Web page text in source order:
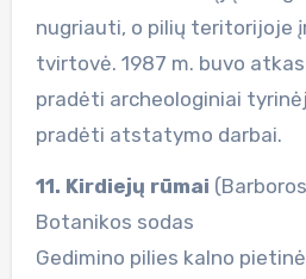
nugriauti, o pilių teritorijoje
tvirtovė. 1987 m. buvo
pradėti archeologiniai
pradėti atstatymo darbai.
11. Kirdiejų rūmai
Botanikos sodas
Gedimino pilies kalno